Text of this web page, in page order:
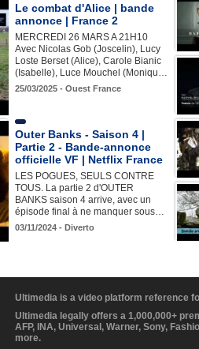
Le combat d'Alice | bande
annonce | France 2
MERCREDI 26 MARS A 21H10
Avec Nicolas Gob (Joscelin), Lucy
Loste Berset (Alice), Carole Bianic
(Isabelle), Luce Mouchel (Moniqu…
25/03/2025 - Ouest France
Outer Banks - Saison 4 |
Partie 2 - Bande-annonce
officielle VF | Netflix France
LES POGUES, SEULS CONTRE
TOUS. La partie 2 d'OUTER
BANKS saison 4 arrive, avec un
épisode final à ne manquer sous…
03/11/2024 - Diverto
Ultimedia is a video platform reference
Ultimedia legally offers a 1,000,000+
AFP, INA, Universal, Warner, Sony,
more.